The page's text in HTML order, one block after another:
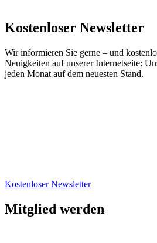
Kostenloser Newsletter
Wir informieren Sie gerne – und
Neuigkeiten auf unserer Internetseite:
jeden Monat auf dem neuesten Stand.
Kostenloser Newsletter
Mitglied werden